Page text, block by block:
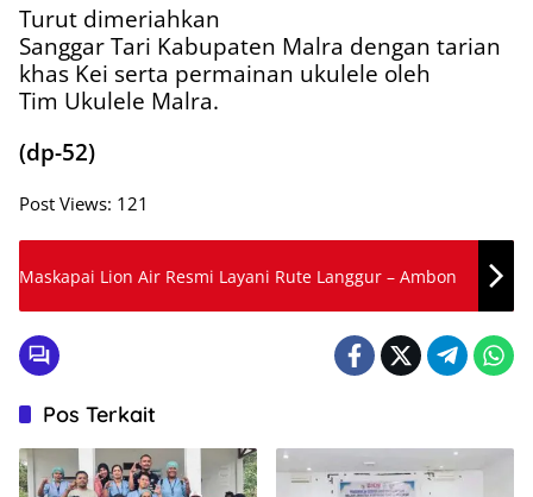
Turut dimeriahkan
Sanggar Tari Kabupaten Malra dengan tarian
khas Kei serta permainan ukulele oleh
Tim Ukulele Malra.
(dp-52)
Post Views: 121
Maskapai Lion Air Resmi Layani Rute Langgur – Ambon
Pos Terkait